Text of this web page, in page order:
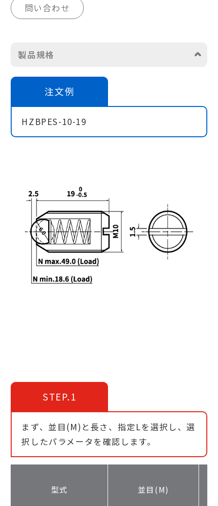
問い合わせ
製品規格
注文例
HZBPES-10-19
STEP.1
まず、並目(M)と長さ、指定Lを選択し、選
択したパラメータを確認します。
型式 並目(M)